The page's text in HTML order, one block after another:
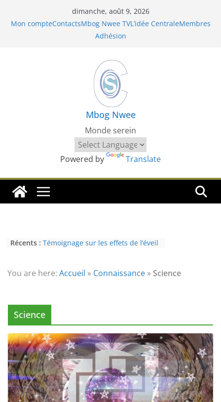
dimanche, août 9, 2026
Mon compteContactsMbog Nwee TVL’idée CentraleMembres
Adhésion
Mbog Nwee
Monde serein
Powered by Translate
Récents : Témoignage sur les effets de l’éveil
(2nde partie) : le paranormal
monde créé (2nde partie)
(4ème partie) : la conscience
You are here: Accueil » Connaissance »Science
Science